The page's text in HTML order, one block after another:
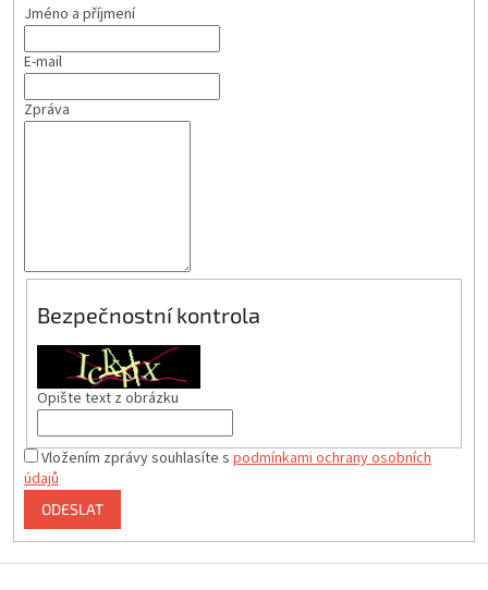
Jméno a příjmení
E-mail
Zpráva
Bezpečnostní kontrola
Opište text z obrázku
Vložením zprávy souhlasíte s podmínkami ochrany osobních
údajů
ODESLAT